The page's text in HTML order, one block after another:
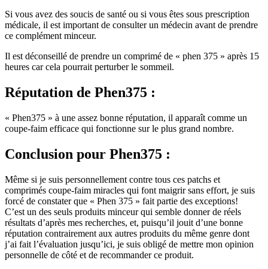
Si vous avez des soucis de santé ou si vous êtes sous prescription
médicale, il est important de consulter un médecin avant de prendre
ce complément minceur.
Il est déconseillé de prendre un comprimé de « phen 375 » après 15
heures car cela pourrait perturber le sommeil.
Réputation de Phen375 :
« Phen375 » à une assez bonne réputation, il apparaît comme un
coupe-faim efficace qui fonctionne sur le plus grand nombre.
Conclusion pour Phen375 :
Même si je suis personnellement contre tous ces patchs et
comprimés coupe-faim miracles qui font maigrir sans effort, je suis
forcé de constater que « Phen 375 » fait partie des exceptions!
C’est un des seuls produits minceur qui semble donner de réels
résultats d’après mes recherches, et, puisqu’il jouit d’une bonne
réputation contrairement aux autres produits du même genre dont
j’ai fait l’évaluation jusqu’ici, je suis obligé de mettre mon opinion
personnelle de côté et de recommander ce produit.